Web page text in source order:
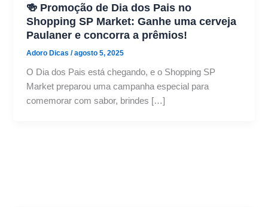
🍻 Promoção de Dia dos Pais no
Shopping SP Market: Ganhe uma cerveja
Paulaner e concorra a prêmios!
Adoro Dicas/agosto 5, 2025
O Dia dos Pais está chegando, e o Shopping SP
Market preparou uma campanha especial para
comemorar com sabor, brindes […]